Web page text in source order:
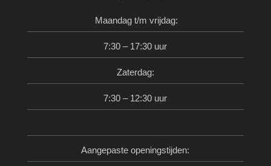
Maandag t/m vrijdag:
7:30 – 17:30 uur
Zaterdag:
7:30 – 12:30 uur
Aangepaste openingstijden: